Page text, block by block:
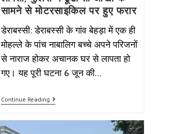
सामने से मोटरसाइकिल पर हुए फरार
डेराबस्सी: डेराबस्सी के गांव बेहड़ा में एक ही
मोहल्ले के पांच नाबालिग बच्चे अपने परिजनों
से नाराज होकर अचानक घर से लापता हो
गए। यह पूरी घटना 6 जून की…
Continue Reading